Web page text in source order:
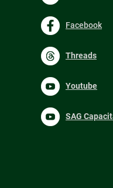
Facebook
Threads
Youtube
SAG